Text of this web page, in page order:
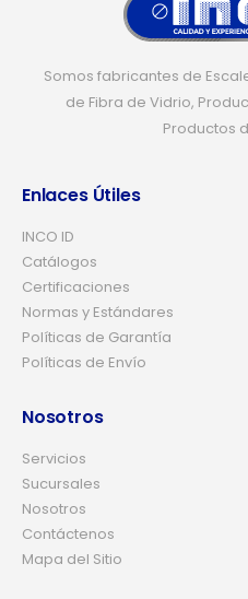
Somos fabricantes de
de Fibra de Vidrio,
Productos
Enlaces Útiles
INCO ID
Catálogos
Certificaciones
Normas y Estándares
Políticas de Garantía
Políticas de Envío
Nosotros
Servicios
Sucursales
Nosotros
Contáctenos
Mapa del Sitio